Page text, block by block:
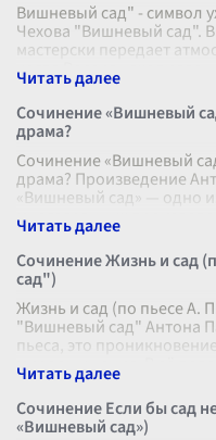
Вишневый сад" - символ
Чехова "Вишневый сад".
мастерски передает
когда Россия находилас
Сочинение «Вишневый
драма?
Сочинение «Вишневый
драма? Произведение
«Вишневый сад» — одно
многогранных
Сочинение Жизнь и сад
сад")
Жизнь и сад (по пьесе А.
"Вишневый сад" Антона
пьеса, это
мироощущения. В её пове
Сочинение Если бы сад
«Вишневый сад»)